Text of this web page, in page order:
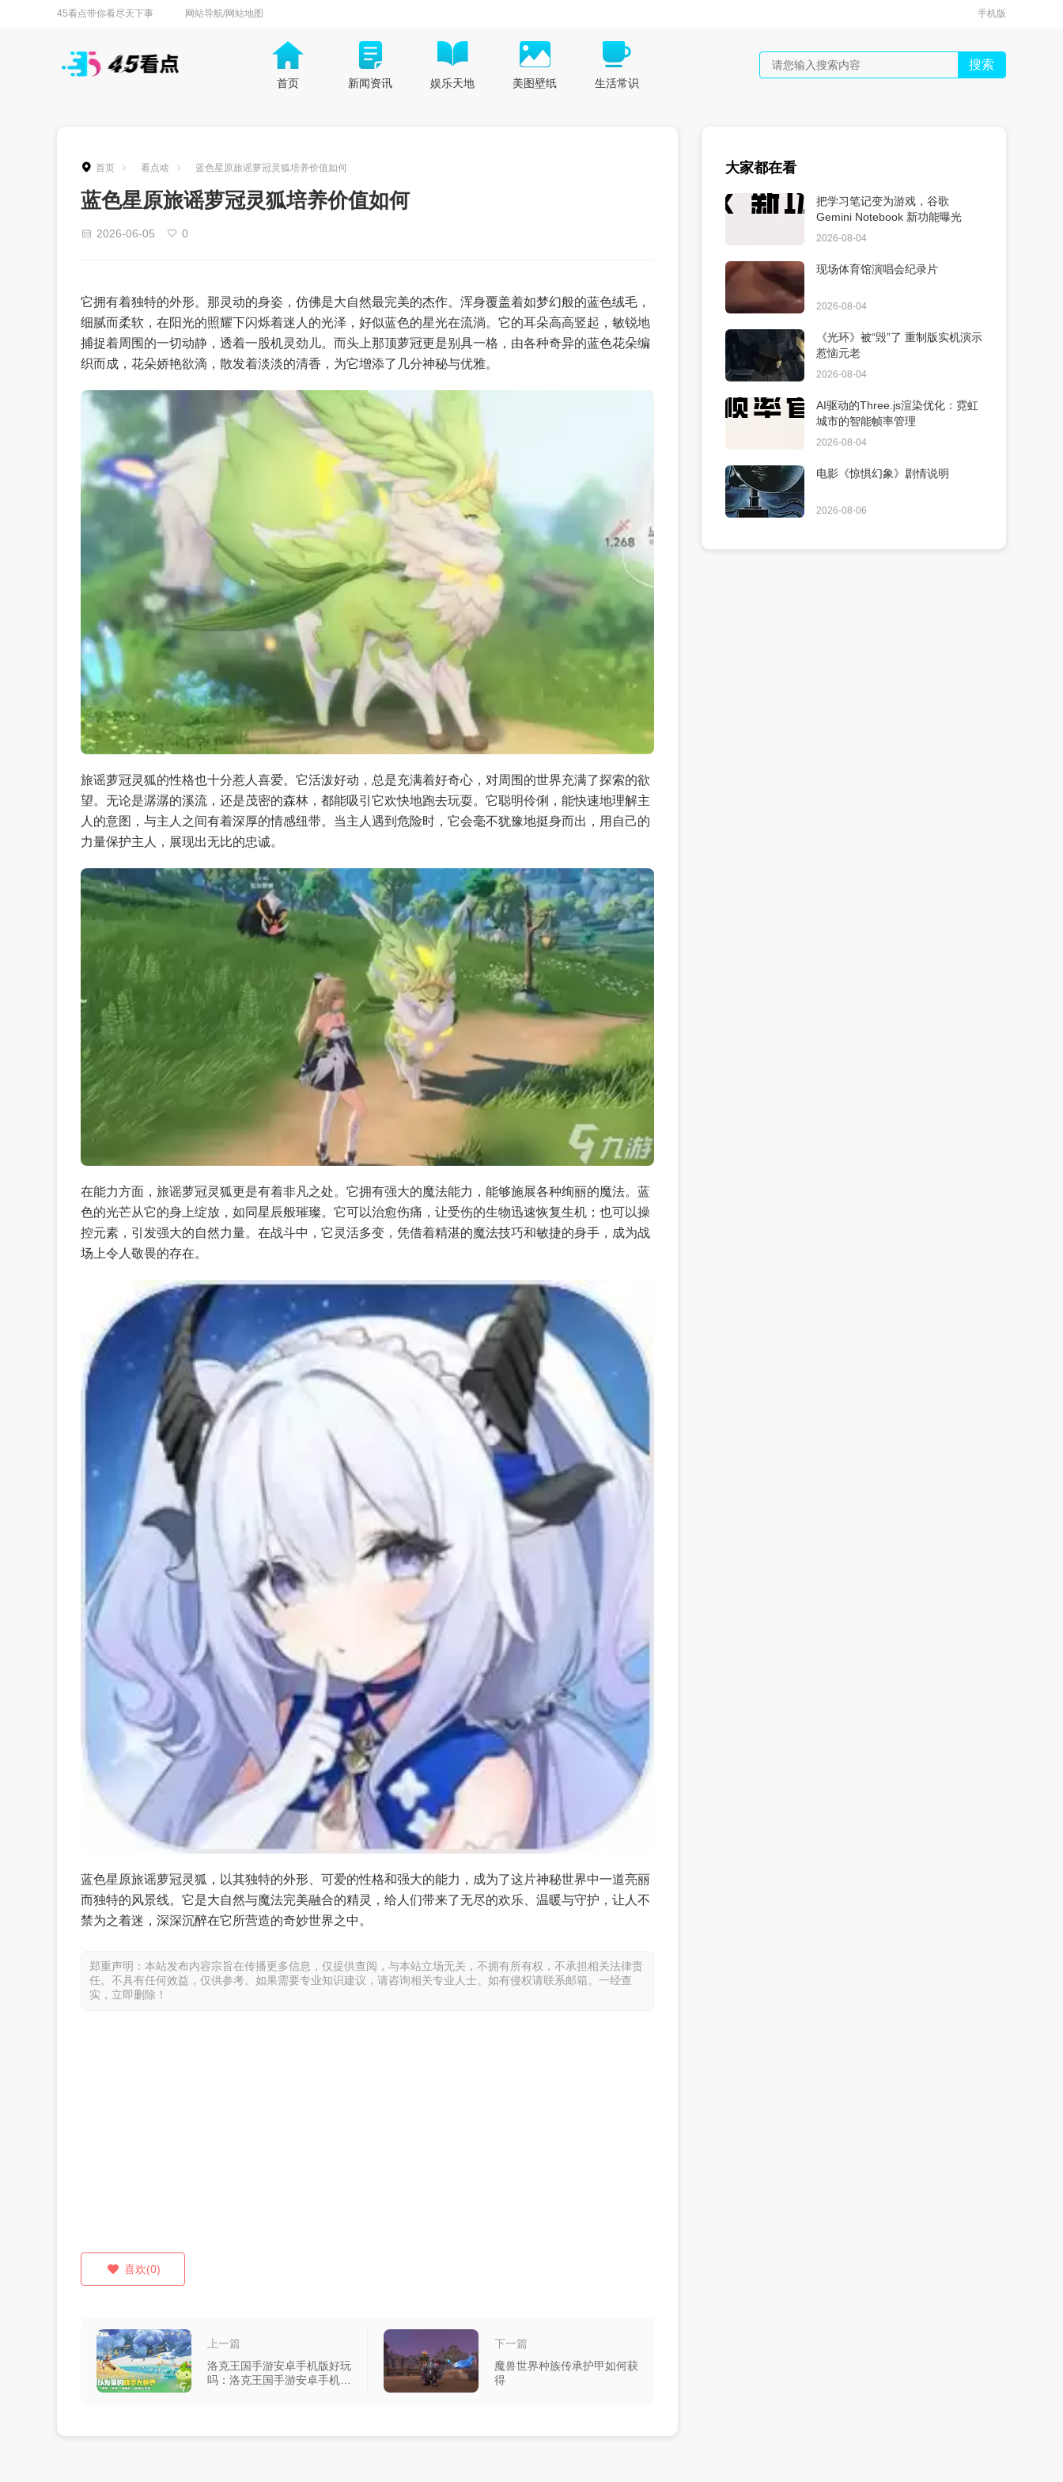
45看点带你看尽天下事 网站导航/网站地图 手机版
首页 新闻资讯 娱乐天地 美图壁纸 生活常识
搜索
首页 看点啥 蓝色星原旅谣萝冠灵狐培养价值如何
蓝色星原旅谣萝冠灵狐培养价值如何
2026-06-05 0
它拥有着独特的外形。那灵动的身姿，仿佛是大自然最完美的杰作。浑身覆盖着如梦幻般的蓝色绒毛，
细腻而柔软，在阳光的照耀下闪烁着迷人的光泽，好似蓝色的星光在流淌。它的耳朵高高竖起，敏锐地
捕捉着周围的一切动静，透着一股机灵劲儿。而头上那顶萝冠更是别具一格，由各种奇异的蓝色花朵编
织而成，花朵娇艳欲滴，散发着淡淡的清香，为它增添了几分神秘与优雅。
旅谣萝冠灵狐的性格也十分惹人喜爱。它活泼好动，总是充满着好奇心，对周围的世界充满了探索的欲
望。无论是潺潺的溪流，还是茂密的森林，都能吸引它欢快地跑去玩耍。它聪明伶俐，能快速地理解主
人的意图，与主人之间有着深厚的情感纽带。当主人遇到危险时，它会毫不犹豫地挺身而出，用自己的
力量保护主人，展现出无比的忠诚。
在能力方面，旅谣萝冠灵狐更是有着非凡之处。它拥有强大的魔法能力，能够施展各种绚丽的魔法。蓝
色的光芒从它的身上绽放，如同星辰般璀璨。它可以治愈伤痛，让受伤的生物迅速恢复生机；也可以操
控元素，引发强大的自然力量。在战斗中，它灵活多变，凭借着精湛的魔法技巧和敏捷的身手，成为战
场上令人敬畏的存在。
蓝色星原旅谣萝冠灵狐，以其独特的外形、可爱的性格和强大的能力，成为了这片神秘世界中一道亮丽
而独特的风景线。它是大自然与魔法完美融合的精灵，给人们带来了无尽的欢乐、温暖与守护，让人不
禁为之着迷，深深沉醉在它所营造的奇妙世界之中。
郑重声明：本站发布内容宗旨在传播更多信息，仅提供查阅，与本站立场无关，不拥有所有权，不承担相关法律责
任。不具有任何效益，仅供参考。如果需要专业知识建议，请咨询相关专业人士。如有侵权请联系邮箱。一经查
实，立即删除！
喜欢(0)
上一篇
洛克王国手游安卓手机版好玩
吗：洛克王国手游安卓手机版
下一篇
魔兽世界种族传承护甲如何获
得
大家都在看
把学习笔记变为游戏，谷歌
Gemini Notebook 新功能曝光
2026-08-04
现场体育馆演唱会纪录片
2026-08-04
《光环》被“毁”了 重制版实机演示
惹恼元老
2026-08-04
AI驱动的Three.js渲染优化：霓虹
城市的智能帧率管理
2026-08-04
电影《惊惧幻象》剧情说明
2026-08-06